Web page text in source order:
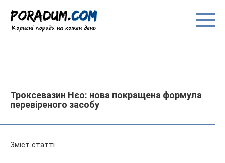
вмісту
Троксевазин Нєо: нова покращена формула
перевіреного засобу
Зміст статті